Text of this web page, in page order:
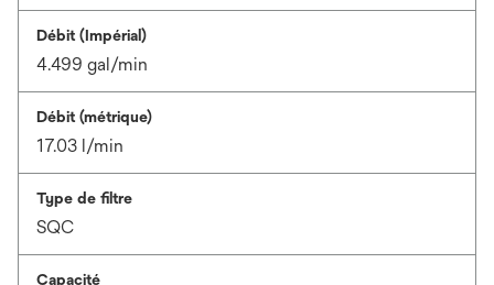
Débit (Impérial)
4.499 gal/min
Débit (métrique)
17.03 l/min
Type de filtre
SQC
Capacité